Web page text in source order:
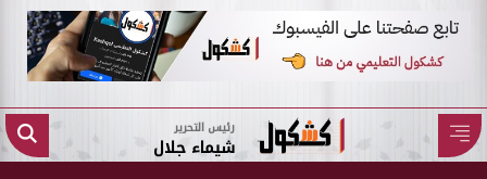
رئيس التحرير
شيماء جلال